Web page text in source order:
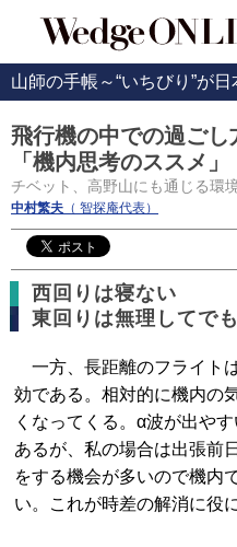
山師の手帳～“いちびり”が日
飛行機の中での過ごし
「機内思考のススメ」
チベット、高野山にも通じる環
中村繁夫 （ 智探庵代表）
西回りは寝ない
東回りは無理してで
一方、長距離のフライト
効である。相対的に機内の
くなってくる。α波が出や
あるが、私の場合は出張前
をする機会が多いので機内
い。これが時差の解消に役